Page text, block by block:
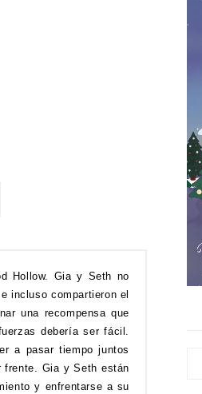
Hollow. Gia y Seth no
incluso compartieron el
una recompensa que
debería ser fácil.
a pasar tiempo juntos
frente. Gia y Seth están
y enfrentarse a su